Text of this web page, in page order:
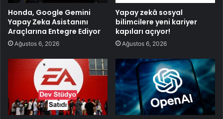
Honda, Google Gemini
Yapay Zeka Asistanını
Araçlarına Entegre Ediyor
Ağustos 6, 2026
Yapay zekâ sosyal
bilimcilere yeni kariyer
kapıları açıyor!
Ağustos 6, 2026